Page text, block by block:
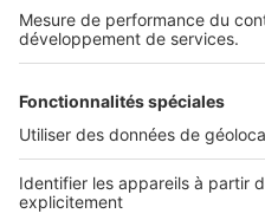
Tous nos services pro
Accès client
Mes annonces sur SeLoger